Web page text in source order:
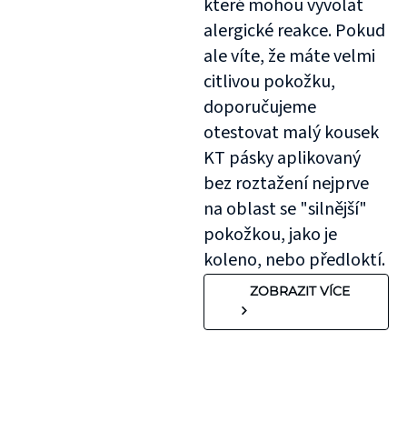
které mohou vyvolat
alergické reakce. Pokud
ale víte, že máte velmi
citlivou pokožku,
doporučujeme
otestovat malý kousek
KT pásky aplikovaný
bez roztažení nejprve
na oblast se "silnější"
pokožkou, jako je
koleno, nebo předloktí.
ZOBRAZIT VÍCE